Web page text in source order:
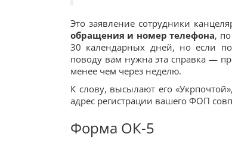
Это заявление сотрудники
обращения и номер телефона,
30 календарных дней, но если
поводу вам нужна эта справка —
менее чем через неделю.
К слову, высылают его
адрес регистрации вашего ФОП
Форма ОК-5